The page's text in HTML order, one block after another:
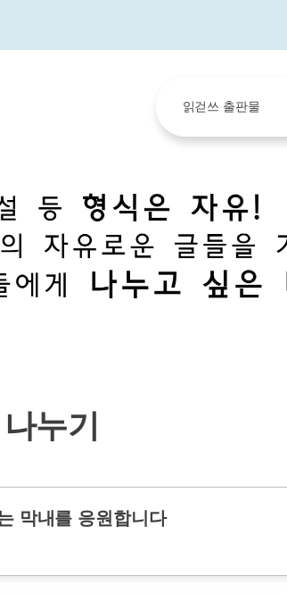
읽걷쓰 출판물
누기
막내를 응원합니다